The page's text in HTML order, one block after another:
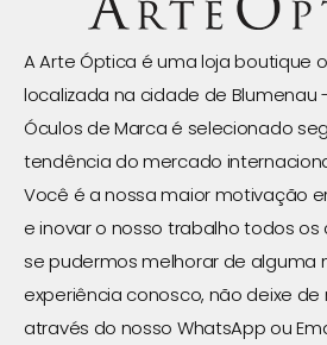
A Arte Óptica é uma loja boutique
localizada na cidade de Blumenau
Óculos de Marca é selecionado
tendência do mercado
Você é a nossa maior motivação
e inovar o nosso trabalho todos os
se pudermos melhorar de alguma
experiência conosco, não deixe
através do nosso WhatsApp ou